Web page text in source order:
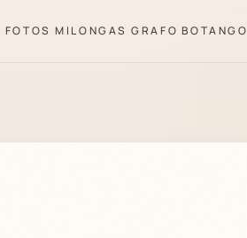
FOTOS MILONGAS GRAFO BOTANGO